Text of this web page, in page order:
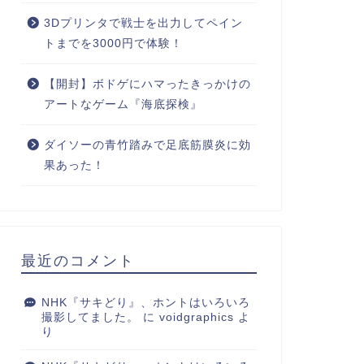
3Dプリンタで戦士を出力してペイン
トまでを3000円で体験！
【開封】ボドゲにハマったきっかけの
アートなゲーム『海底探検』
ダイソーの青竹踏みで足底筋膜炎に効
果あった！
最近のコメント
NHK『サキどり』、ホントはいろいろ
撮影してました。
に voidgraphics よ
り